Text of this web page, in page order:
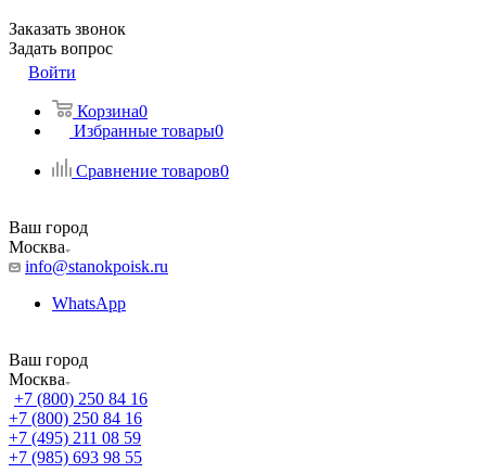
Заказать звонок
Задать вопрос
Войти
Корзина0
Избранные товары0
Сравнение товаров0
Ваш город
Москва
info@stanokpoisk.ru
WhatsApp
Ваш город
Москва
+7 (800) 250 84 16
+7 (800) 250 84 16
+7 (495) 211 08 59
+7 (985) 693 98 55